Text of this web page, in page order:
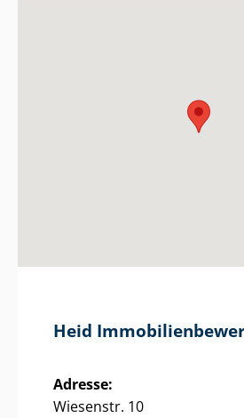
Heid
Adresse:
Wiesenstr. 10